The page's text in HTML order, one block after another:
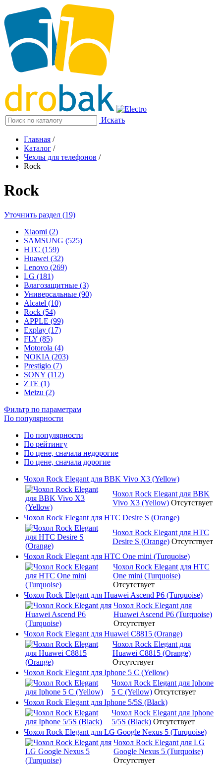
Искать
Главная /
Каталог /
Чехлы для телефонов /
Rock
Rock
Уточнить раздел (19)
Xiaomi (2)
SAMSUNG (525)
HTC (159)
Huawei (32)
Lenovo (269)
LG (181)
Влагозащитные (3)
Универсальные (90)
Alcatel (10)
Rock (54)
APPLE (99)
Explay (17)
FLY (85)
Motorola (4)
NOKIA (203)
Prestigio (7)
SONY (112)
ZTE (1)
Meizu (2)
Фильтр по параметрам
По популярности
По популярности
По рейтингу
По цене, сначала недорогие
По цене, сначала дорогие
Чохол Rock Elegant для BBK Vivo X3 (Yellow)
Чохол Rock Elegant для BBK
Vivo X3 (Yellow) Отсутствует
Чохол Rock Elegant для HTC Desire S (Orange)
Чохол Rock Elegant для HTC
Desire S (Orange) Отсутствует
Чохол Rock Elegant для HTC One mini (Turquoise)
Чохол Rock Elegant для HTC
One mini (Turquoise)
Отсутствует
Чохол Rock Elegant для Huawei Ascend P6 (Turquoise)
Чохол Rock Elegant для
Huawei Ascend P6 (Turquoise)
Отсутствует
Чохол Rock Elegant для Huawei C8815 (Orange)
Чохол Rock Elegant для
Huawei C8815 (Orange)
Отсутствует
Чохол Rock Elegant для Iphone 5 C (Yellow)
Чохол Rock Elegant для Iphone
5 C (Yellow) Отсутствует
Чохол Rock Elegant для Iphone 5/5S (Black)
Чохол Rock Elegant для Iphone
5/5S (Black) Отсутствует
Чохол Rock Elegant для LG Google Nexus 5 (Turquoise)
Чохол Rock Elegant для LG
Google Nexus 5 (Turquoise)
Отсутствует